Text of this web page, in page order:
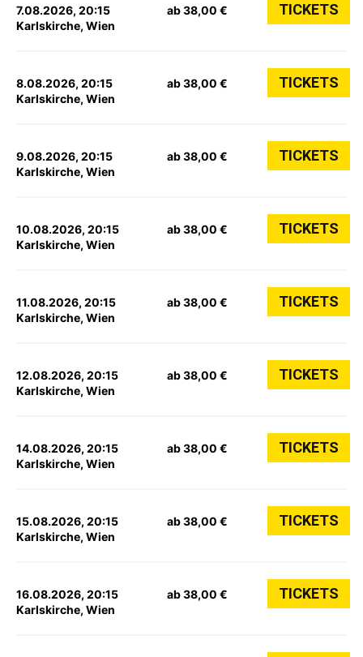
7.08.2026, 20:15
Karlskirche, Wien
ab 38,00 € TICKETS
8.08.2026, 20:15
Karlskirche, Wien
ab 38,00 € TICKETS
9.08.2026, 20:15
Karlskirche, Wien
ab 38,00 € TICKETS
10.08.2026, 20:15
Karlskirche, Wien
ab 38,00 € TICKETS
11.08.2026, 20:15
Karlskirche, Wien
ab 38,00 € TICKETS
12.08.2026, 20:15
Karlskirche, Wien
ab 38,00 € TICKETS
14.08.2026, 20:15
Karlskirche, Wien
ab 38,00 € TICKETS
15.08.2026, 20:15
Karlskirche, Wien
ab 38,00 € TICKETS
16.08.2026, 20:15
Karlskirche, Wien
ab 38,00 € TICKETS